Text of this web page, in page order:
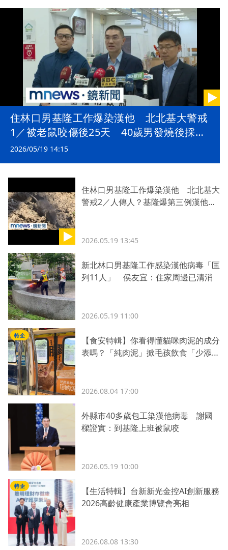
住林口男基隆工作爆染漢他 北北基大警戒
1／被老鼠咬傷後25天 40歲男發燒後採檢
確診漢他
2026/05/19 14:15
住林口男基隆工作爆染漢他 北北基大
警戒2／人傳人？基隆爆第三例漢他病
2026.05.19 13:45
新北林口男基隆工作感染漢他病毒「匡
列11人」 侯友宜：住家周邊已清消
2026.05.19 11:00
特企
【食安特輯】你看得懂貓咪肉泥的成分
表嗎？「純肉泥」掀毛孩飲食「少添
2026.08.04 17:00
外縣市40多歲包工染漢他病毒 謝國
樑證實：到基隆上班被鼠咬
2026.05.19 10:00
特企
【生活特輯】台新新光金控AI創新服務
2026高齡健康產業博覽會亮相
2026.08.08 13:30